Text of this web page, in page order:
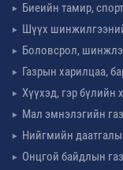
Биеийн тамир,
Шүүх
Боловсрол,
Газрын харилцаа,
Хүүхэд, гэр бүлийн
Мал эмнэлэгийн
Нийгмийн
Онцгой байдлын